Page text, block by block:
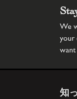
We
your
want
知